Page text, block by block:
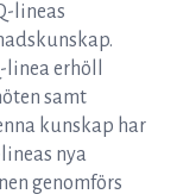
lineas
erhöll
samt
kunskap har
nya
genomförs